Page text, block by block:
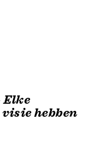
Elke
hebben